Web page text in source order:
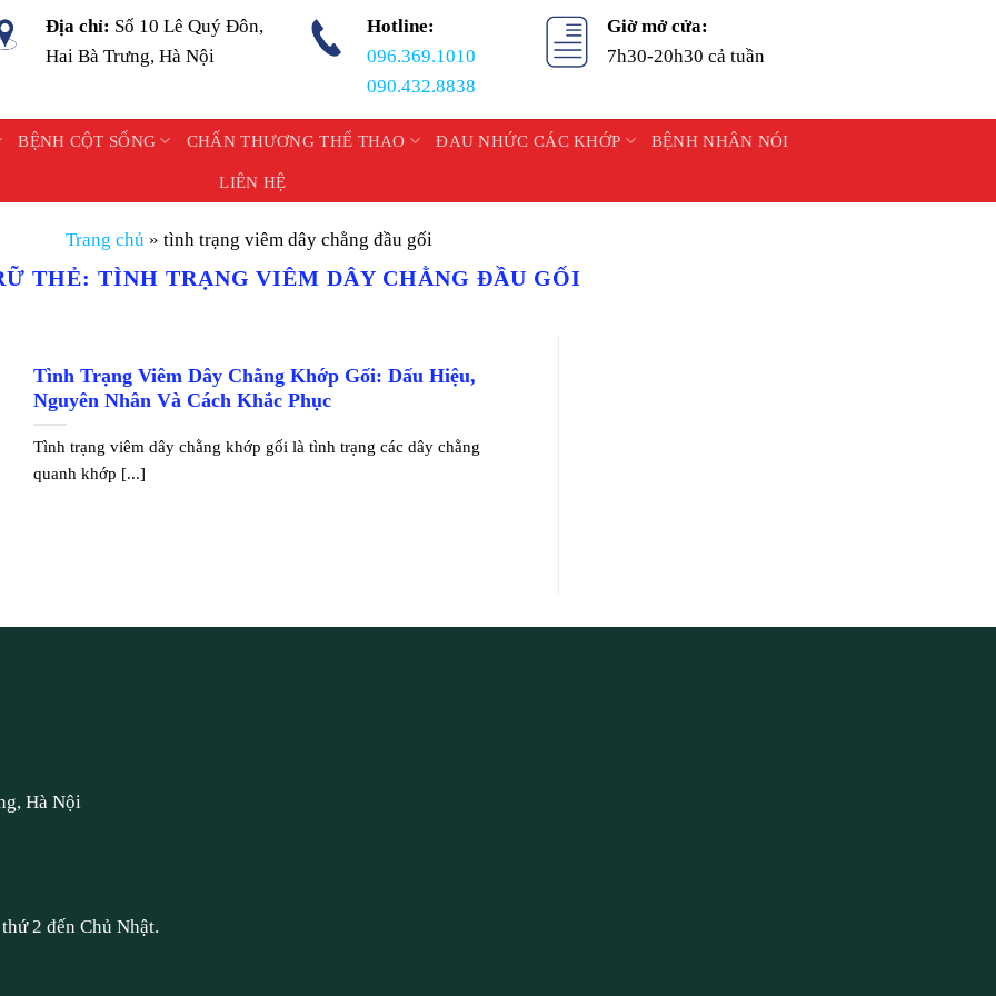
Địa chỉ: Số 10 Lê Quý Đôn,
Hai Bà Trưng, Hà Nội
Hotline:
096.369.1010
090.432.8838
Giờ mở cửa:
7h30-20h30 cả tuần
BỆNH CỘT SỐNG CHẤN THƯƠNG THỂ THAO ĐAU NHỨC CÁC KHỚP BỆNH NHÂN NÓI
LIÊN HỆ
Trang chủ » tình trạng viêm dây chằng đầu gối
THẺ: TÌNH TRẠNG VIÊM DÂY CHẰNG ĐẦU GỐI
Tình Trạng Viêm Dây Chằng Khớp Gối: Dấu Hiệu,
Nguyên Nhân Và Cách Khắc Phục
Tình trạng viêm dây chằng khớp gối là tình trạng các dây chằng
quanh khớp [...]
Hà Nội
2 đến Chủ Nhật.